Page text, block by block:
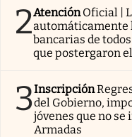
2AtenciónOficial |
automáticamente
bancarias de
que postergaron
3Inscripción
del Gobierno,
jóvenes que no se
Armadas